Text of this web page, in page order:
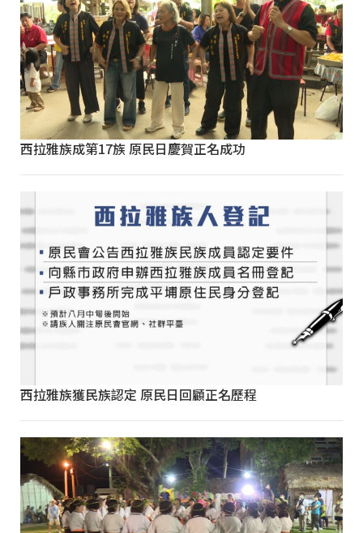
西拉雅族成第17族 原民日慶賀正名成功
西拉雅族獲民族認定 原民日回顧正名歷程